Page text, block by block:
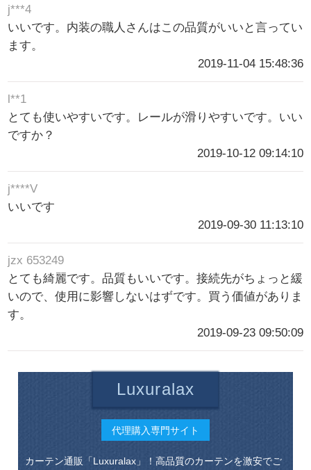
j***4
いいです。内装の職人さんはこの品質がいいと言ってい
ます。
2019-11-04 15:48:36
l**1
とても使いやすいです。レールが滑りやすいです。いい
ですか？
2019-10-12 09:14:10
j****V
いいです
2019-09-30 11:13:10
jzx 653249
とても綺麗です。品質もいいです。接続先がちょっと緩
いので、使用に影響しないはずです。買う価値がありま
す。
2019-09-23 09:50:09
Luxuralax
代理購入専門サイト
カーテン通販「Luxuralax」！高品質のカーテンを激安でご